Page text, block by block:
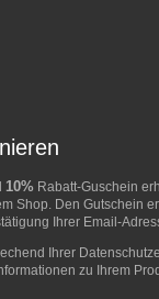
10% Rabatt-Guschein
Shop. Den Gutschein
Ihrer Email-
Ihrer
zu Ihrem